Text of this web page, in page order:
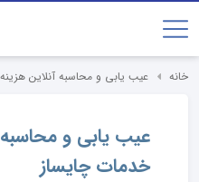
خانه عیب یابی و محاسبه آنلاین
عیب یابی و محاسبه
خدمات چایساز